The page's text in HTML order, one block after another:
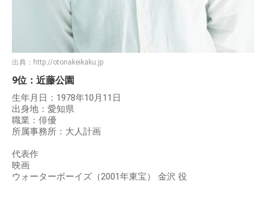
出典： http://otonakeikaku.jp
9位：近藤公園
生年月日：1978年10月11日
出身地：愛知県
職業：俳優
所属事務所：大人計画
代表作
映画
ウォーターボーイズ（2001年東宝） 金沢 役